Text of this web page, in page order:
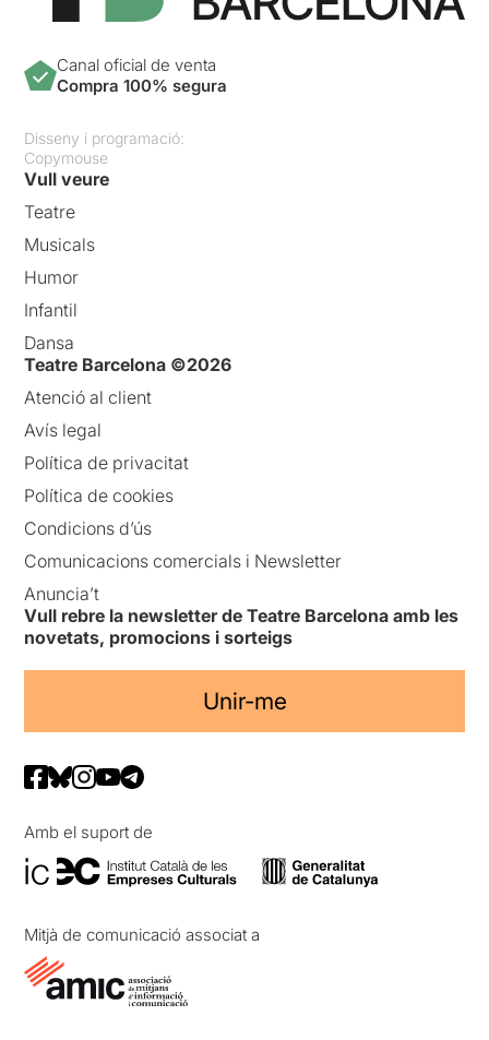
Canal oficial de venta
Compra 100% segura
Disseny i programació:
Copymouse
Vull veure
Teatre
Musicals
Humor
Infantil
Dansa
Teatre Barcelona ©2026
Atenció al client
Avís legal
Política de privacitat
Política de cookies
Condicions d’ús
Comunicacions comercials i Newsletter
Anuncia’t
Vull rebre la newsletter de Teatre Barcelona amb les
novetats, promocions i sorteigs
Unir-me
Amb el suport de
Mitjà de comunicació associat a